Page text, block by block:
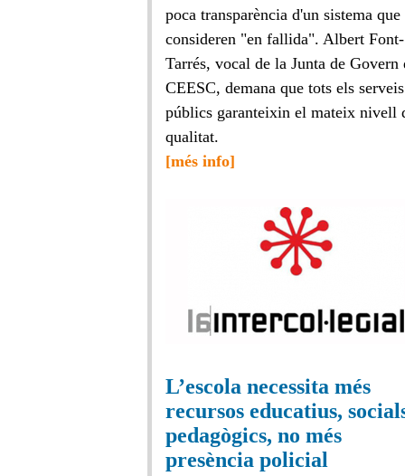
poca transparència d'un sistema que
consideren "en fallida". Albert Font-
Tarrés, vocal de la Junta de Govern
CEESC, demana que tots els serveis
públics garanteixin el mateix nivell
qualitat.
[més info]
L’escola necessita més
recursos educatius,
pedagògics, no més
presència policial